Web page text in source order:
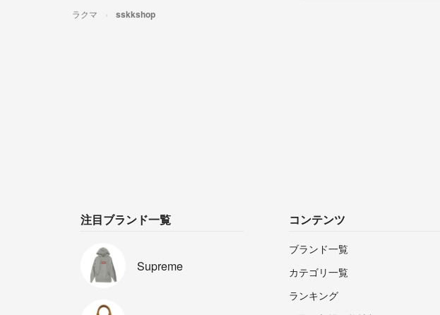
ラクマ sskkshop
注目ブランド一覧
Supreme
コンテンツ
ブランド一覧
カテゴリ一覧
ランキング